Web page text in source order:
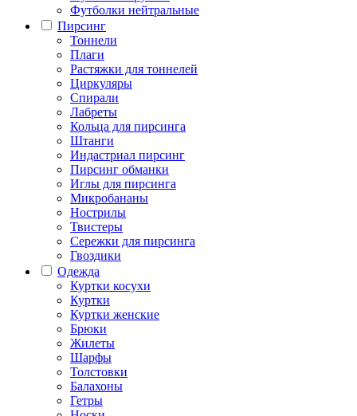
Футболки нейтральные
Пирсинг
Тоннели
Плаги
Растяжки для тоннелей
Циркуляры
Спирали
Лабреты
Кольца для пирсинга
Штанги
Индастриал пирсинг
Пирсинг обманки
Иглы для пирсинга
Микробананы
Нострилы
Твистеры
Сережки для пирсинга
Гвоздики
Одежда
Куртки косухи
Куртки
Куртки женские
Брюки
Жилеты
Шарфы
Толстовки
Балахоны
Гетры